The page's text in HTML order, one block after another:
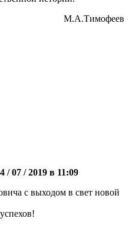
М.А.Тимофеев
07 / 2019 в 11:09
с выходом в свет новой